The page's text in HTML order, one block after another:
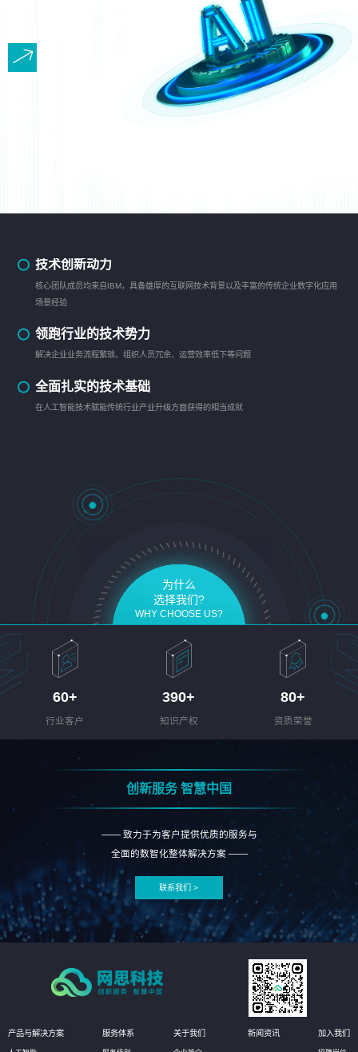
技术创新动力
核心团队成员均来自IBM，具备雄厚的互联网技术背景以及丰富的传统企业数字化应用
场景经验
领跑行业的技术势力
解决企业业务流程繁琐、组织人员冗余、运营效率低下等问题
全面扎实的技术基础
在人工智能技术赋能传统行业产业升级方面获得的相当成就
为什么
选择我们?
WHY CHOOSE US?
60+
行业客户
390+
知识产权
80+
资质荣誉
创新服务 智慧中国
—— 致力于为客户提供优质的服务与
全面的数智化整体解决方案 ——
联系我们 >
产品与解决方案 服务体系 关于我们 新闻资讯 加入我们